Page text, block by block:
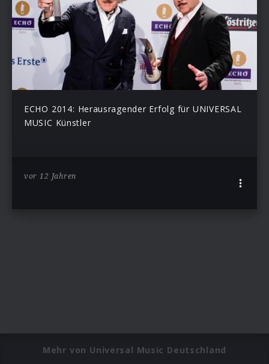
ECHO 2014: Herausragender Erfolg für UNIVERSAL
MUSIC Künstler
vor 12 Jahren
Mehr von Universal Music Deutschland